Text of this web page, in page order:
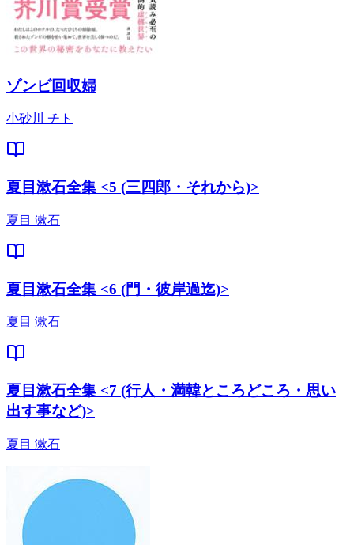
ゾンビ回収婦
小砂川 チト
夏目漱石全集 <5 (三四郎・それから)>
夏目 漱石
夏目漱石全集 <6 (門・彼岸過迄)>
夏目 漱石
夏目漱石全集 <7 (行人・満韓ところどころ・思い
出す事など)>
夏目 漱石